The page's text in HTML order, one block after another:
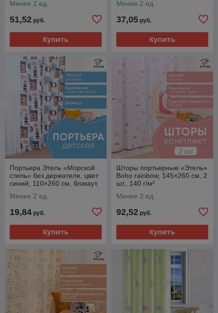
Менее 2 ед.
51,52 руб.
Купить
Менее 2 ед.
37,05 руб.
Купить
Портьера Этель «Морской
стиль» без держателя, цвет
синий, 110×260 см, блэкаут,
Менее 2 ед.
19,84 руб.
Купить
Шторы портьерные «Этель»
Boho rainbow, 145×260 см, 2
шт., 140 г/м²
Менее 2 ед.
92,52 руб.
Купить